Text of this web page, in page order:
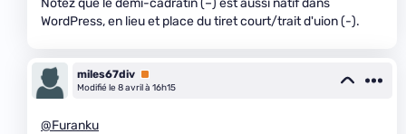
WordPress, en lieu et place du tiret court/trait d'uion (-).
miles67div Premium
Modifié le 8 avril à 16h15
@Furanku